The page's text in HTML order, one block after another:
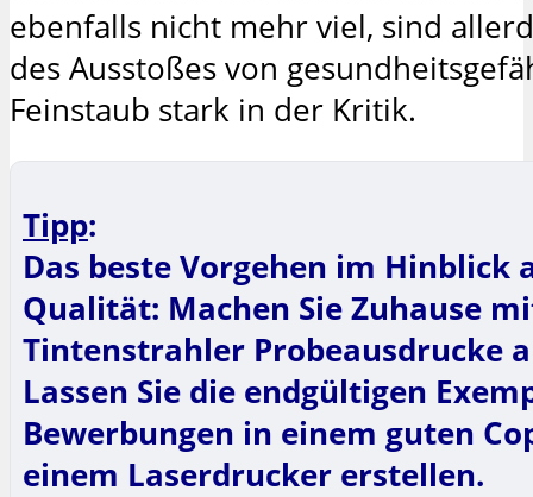
ebenfalls nicht mehr viel, sind
des Ausstoßes von
Feinstaub stark in der Kritik.
Tipp:
Das beste Vorgehen im Hinblick
Qualität: Machen Sie Zuhause
Tintenstrahler Probeausdrucke
Lassen Sie die endgültigen
Bewerbungen in einem guten
einem Laserdrucker erstellen.